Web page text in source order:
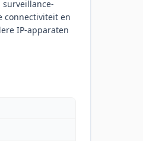
connectiviteit en
IP-apparaten